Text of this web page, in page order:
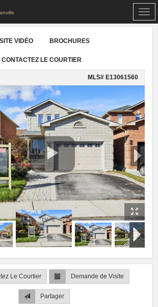
VIDÉO BROCHURES
CONTACTEZ LE COURTIER
MLS# E13061560
Le Courtier Demande de Visite
Partager